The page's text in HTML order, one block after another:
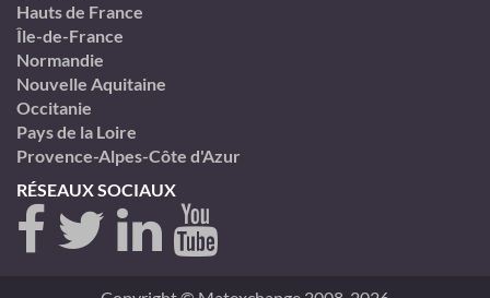
Hauts de France
Île-de-France
Normandie
Nouvelle Aquitaine
Occitanie
Pays de la Loire
Provence-Alpes-Côte d'Azur
RÉSEAUX SOCIAUX